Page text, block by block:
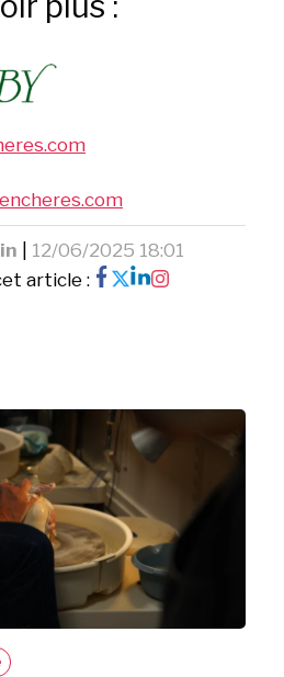
12/06/2025 18:01
article :